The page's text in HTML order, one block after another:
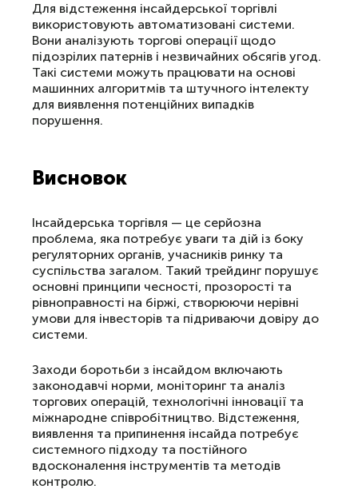
Для відстеження інсайдерської торгівлі
використовують автоматизовані системи.
Вони аналізують торгові операції щодо
підозрілих патернів і незвичайних обсягів угод.
Такі системи можуть працювати на основі
машинних алгоритмів та штучного інтелекту
для виявлення потенційних випадків
порушення.
Висновок
Інсайдерська торгівля — це серйозна
проблема, яка потребує уваги та дій із боку
регуляторних органів, учасників ринку та
суспільства загалом. Такий трейдинг порушує
основні принципи чесності, прозорості та
рівноправності на біржі, створюючи нерівні
умови для інвесторів та підриваючи довіру до
системи.
Заходи боротьби з інсайдом включають
законодавчі норми, моніторинг та аналіз
торгових операцій, технологічні інновації та
міжнародне співробітництво. Відстеження,
виявлення та припинення інсайда потребує
системного підходу та постійного
вдосконалення інструментів та методів
контролю.